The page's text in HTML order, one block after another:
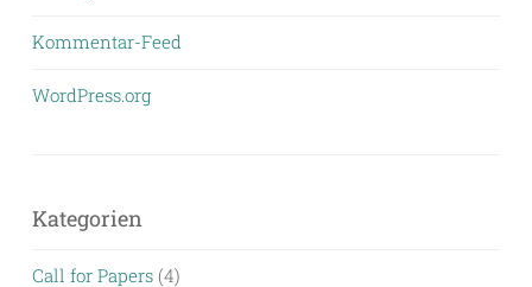
Kommentar-Feed
WordPress.org
Kategorien
Call for Papers (4)